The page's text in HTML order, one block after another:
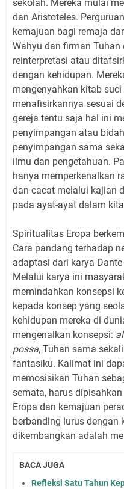
sekolah. Mereka mulai
dan Aristoteles.
kemajuan bagi remaja
Wahyu dan firman
reinterpretasi atau
dengan kehidupan.
mengenyahkan kitab suci
menafisirkannya sesuai
gereja tentu saja hal ini
penyimpangan atau
penyimpangan sama
ilmu dan pengetahuan.
hanya memperkenalkan
dan cacat melalui kajian
pada ayat-ayat dalam
Spiritualitas Eropa
Cara pandang terhadap
adaptasi dari karya
Melalui karya ini
memindahkan konsepsi
kepada konsep yang
kehidupan mereka di
mengenalkan konsepsi:
possa, Tuhan sama
fantasiku. Kalimat ini
memosisikan Tuhan
semata, harus
Eropa dan kemajuan
berbanding lurus dengan
dikembangkan adalah
BACA JUGA
Refleksi Satu Tahun